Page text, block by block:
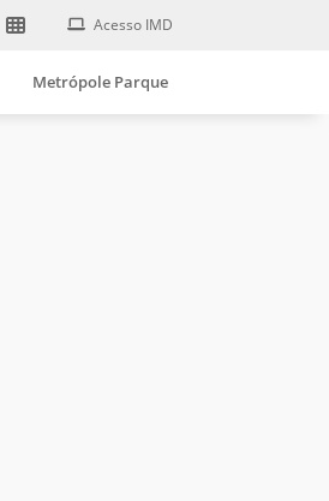
Acesso IMD
Metrópole Parque